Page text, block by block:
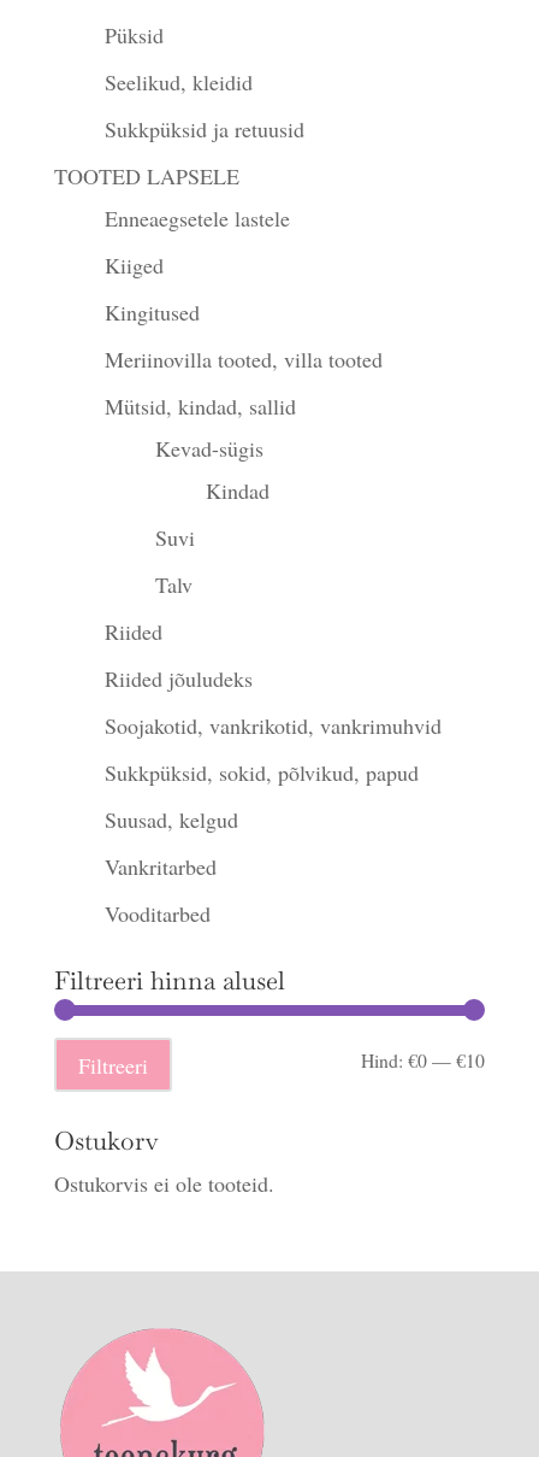
Püksid
Seelikud, kleidid
Sukkpüksid ja retuusid
TOOTED LAPSELE
Enneaegsetele lastele
Kiiged
Kingitused
Meriinovilla tooted, villa tooted
Mütsid, kindad, sallid
Kevad-sügis
Kindad
Suvi
Talv
Riided
Riided jõuludeks
Soojakotid, vankrikotid, vankrimuhvid
Sukkpüksid, sokid, põlvikud, papud
Suusad, kelgud
Vankritarbed
Vooditarbed
Filtreeri hinna alusel
Filtreeri Hind:€0—€10
Ostukorv
Ostukorvis ei ole tooteid.